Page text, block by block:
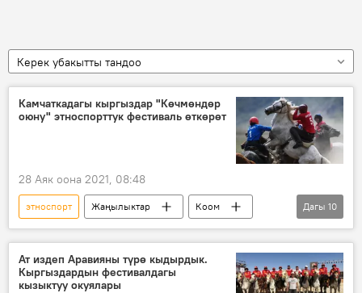
Керек убакытты тандоо
Камчаткадагы кыргыздар "Көчмөндөр
оюну" этноспорттук фестиваль өткөрөт
28 Аяк оона 2021, 08:48
этноспорт Жаңылыктар
Коом
Кыргызстан
Маданият
Көк бөрү
федерация
Улуттук көчмөндөр оюндары
фестиваль
Дагы 10
Ат издеп Аравияны түрө кыдырдык.
Кыргыздардын фестивалдагы
кызыктуу окуялары